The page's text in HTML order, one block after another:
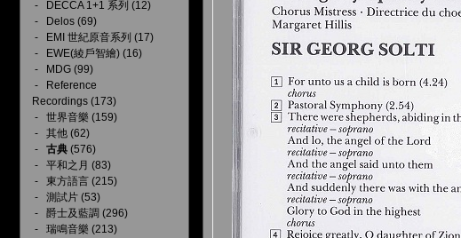
-
DECCA 1+1 系列 (12)
-
Delos (69)
-
EMI 世紀原音系列 (17)
-
EWE(綾戶智繪) (16)
-
MDG (99)
-
Reference
Recordings (173)
- 世界音樂 (159)
- 其他 (62)
- 古典 (576)
- 平和之月 (83)
- 東方語言 (215)
- 測試片 (53)
- 爵士及藍調 (296)
- 瑞鳴音樂 (213)